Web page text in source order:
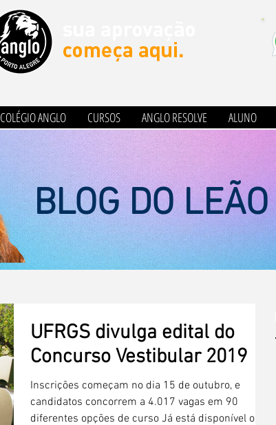
COLÉGIO ANGLO CURSOS ANGLO RESOLVE ALUNO
BLOG DO LEÃO
UFRGS divulga edital do
Concurso Vestibular 2019
Inscrições começam no dia 15 de outubro, e
candidatos concorrem a 4.017 vagas em 90
diferentes opções de curso Já está disponível o...